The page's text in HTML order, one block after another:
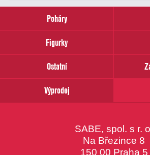
email
Poháry
Figurky
Ostatní
Výprodej
SABE, spol. s r.
Na Březince 8
150 00 Praha 5